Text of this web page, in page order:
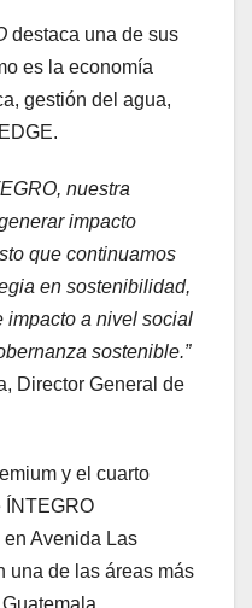
destaca una de sus
es la economía
gestión del agua,
nuestra
impacto
que continuamos
en sostenibilidad,
impacto a nivel social
sostenible.”
Director General de
y el cuarto
ÍNTEGRO
Avenida Las
una de las áreas más